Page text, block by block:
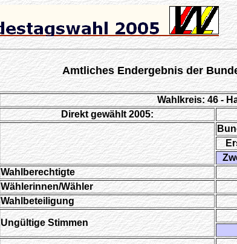
Amtliches Endergebnis der
Wahlkreis: 46 -
Direkt gewählt 2005:
Wahlberechtigte
Wählerinnen/Wähler
Wahlbeteiligung
Ungültige Stimmen